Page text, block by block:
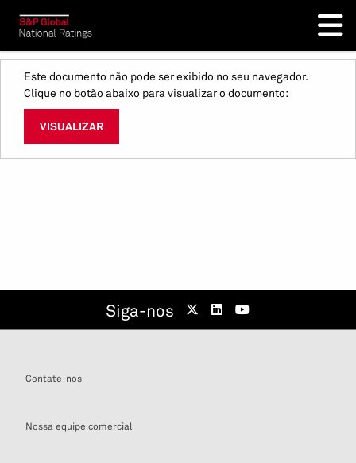
Este documento não pode ser exibido no seu navegador.
Clique no botão abaixo para visualizar o documento:
VISUALIZAR
Siga-nos
Contate-nos
Nossa equipe comercial